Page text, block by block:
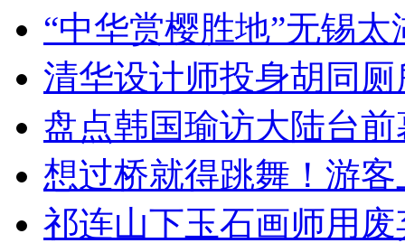
“中华赏樱胜地”无锡
清华设计师投身胡同
盘点韩国瑜访大陆台
想过桥就得跳舞！游客
祁连山下玉石画师用